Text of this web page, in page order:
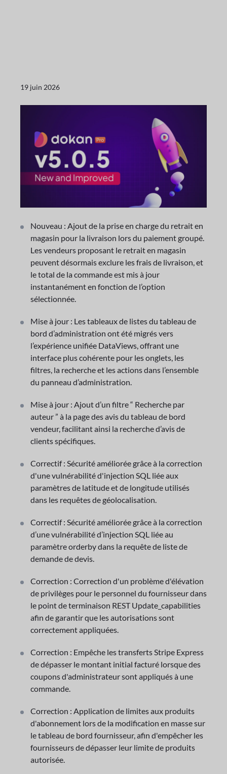
19 juin 2026
Nouveau : Ajout de la prise en charge du retrait en
magasin pour la livraison lors du paiement groupé.
Les vendeurs proposant le retrait en magasin
peuvent désormais exclure les frais de livraison, et
le total de la commande est mis à jour
instantanément en fonction de l’option
sélectionnée.
Mise à jour : Les tableaux de listes du tableau de
bord d’administration ont été migrés vers
l’expérience unifiée DataViews, offrant une
interface plus cohérente pour les onglets, les
filtres, la recherche et les actions dans l’ensemble
du panneau d’administration.
Mise à jour : Ajout d’un filtre “ Recherche par
auteur ” à la page des avis du tableau de bord
vendeur, facilitant ainsi la recherche d’avis de
clients spécifiques.
Correctif : Sécurité améliorée grâce à la correction
d'une vulnérabilité d'injection SQL liée aux
paramètres de latitude et de longitude utilisés
dans les requêtes de géolocalisation.
Correctif : Sécurité améliorée grâce à la correction
d’une vulnérabilité d’injection SQL liée au
paramètre orderby dans la requête de liste de
demande de devis.
Correction : Correction d'un problème d'élévation
de privilèges pour le personnel du fournisseur dans
le point de terminaison REST Update_capabilities
afin de garantir que les autorisations sont
correctement appliquées.
Correction : Empêche les transferts Stripe Express
de dépasser le montant initial facturé lorsque des
coupons d'administrateur sont appliqués à une
commande.
Correction : Application de limites aux produits
d'abonnement lors de la modification en masse sur
le tableau de bord fournisseur, afin d'empêcher les
fournisseurs de dépasser leur limite de produits
autorisée.